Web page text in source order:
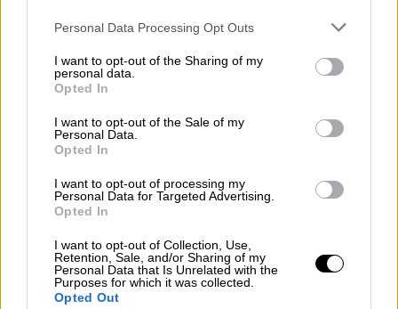
Please note that this website/app uses one or more Google
not limited to your visit or usage behaviour. You may click to
grant or deny consent to Google and its third-party tags to
use your data for below specified purposes in below Google
consent section.
Personal Data Processing Opt Outs
I want to opt-out of the Sharing of my
personal data.
Opted In
I want to opt-out of the Sale of my
Personal Data.
Opted In
I want to opt-out of processing my
Personal Data for Targeted Advertising.
Opted In
I want to opt-out of Collection, Use,
Retention, Sale, and/or Sharing of my
Personal Data that Is Unrelated with the
Purposes for which it was collected.
Opted Out
POPULAR VIDEOS